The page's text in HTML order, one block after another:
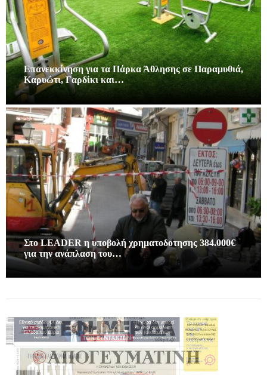
Επανεκκίνηση για τα Πάρκα Άθλησης σε Παραμυθιά,
Καρυώτι, Γαρδίκι και…
Στο LEADER η υποβολή χρηματοδοτησης 384.000€
για την ανάπλαση του…